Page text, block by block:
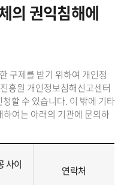
의 권익침해에
구제를 받기 위하여 개인정
흥원 개인정보침해신고센터
할 수 있습니다. 이 밖에 기타
여는 아래의 기관에 문의하
사이
연락처